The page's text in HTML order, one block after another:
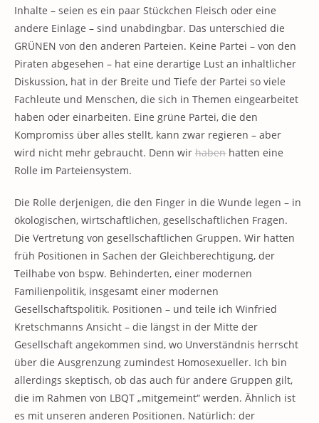
Inhalte – seien es ein paar Stückchen Fleisch oder eine
andere Einlage – sind unabdingbar. Das unterschied die
GRÜNEN von den anderen Parteien. Keine Partei – von den
Piraten abgesehen – hat eine derartige Lust an inhaltlicher
Diskussion, hat in der Breite und Tiefe der Partei so viele
Fachleute und Menschen, die sich in Themen eingearbeitet
haben oder einarbeiten. Eine grüne Partei, die den
Kompromiss über alles stellt, kann zwar regieren – aber
wird nicht mehr gebraucht. Denn wir haben hatten eine
Rolle im Parteiensystem.
Die Rolle derjenigen, die den Finger in die Wunde legen – in
ökologischen, wirtschaftlichen, gesellschaftlichen Fragen.
Die Vertretung von gesellschaftlichen Gruppen. Wir hatten
früh Positionen in Sachen der Gleichberechtigung, der
Teilhabe von bspw. Behinderten, einer modernen
Familienpolitik, insgesamt einer modernen
Gesellschaftspolitik. Positionen – und teile ich Winfried
Kretschmanns Ansicht – die längst in der Mitte der
Gesellschaft angekommen sind, wo Unverständnis herrscht
über die Ausgrenzung zumindest Homosexueller. Ich bin
allerdings skeptisch, ob das auch für andere Gruppen gilt,
die im Rahmen von LBQT „mitgemeint“ werden. Ähnlich ist
es mit unseren anderen Positionen. Natürlich: der